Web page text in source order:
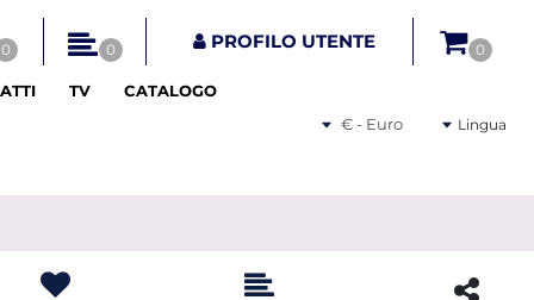
disponibili.
0 0 PROFILO UTENTE 0
TV CATALOGO
Seleziona una valutaLingua